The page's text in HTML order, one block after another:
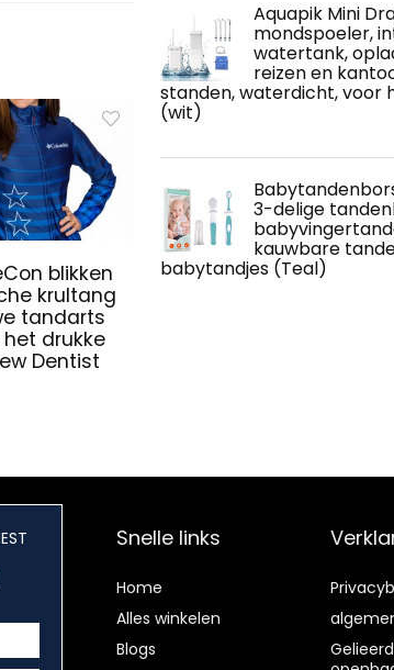
blikken
krultang
tandarts
drukke
Dentist
Aquapik Mini
mondspoeler,
watertank,
reizen en
standen, waterdicht, voor
(wit)
3-delige
kauwbare
babytandjes (Teal)
Snelle links
Home
Alles winkelen
Blogs